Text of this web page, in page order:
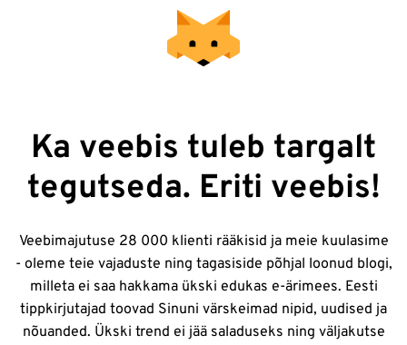
Ka veebis tuleb targalt
tegutseda. Eriti veebis!
Veebimajutuse 28 000 klienti rääkisid ja meie kuulasime
- oleme teie vajaduste ning tagasiside põhjal loonud blogi,
milleta ei saa hakkama ükski edukas e-ärimees. Eesti
tippkirjutajad toovad Sinuni värskeimad nipid, uudised ja
nõuanded. Ükski trend ei jää saladuseks ning väljakutse